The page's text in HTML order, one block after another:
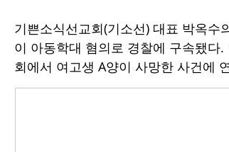
기쁜소식선교회(기소선) 대표 박옥
이 아동학대 혐의로 경찰에 구속됐다
회에서 여고생 A양이 사망한 사건에